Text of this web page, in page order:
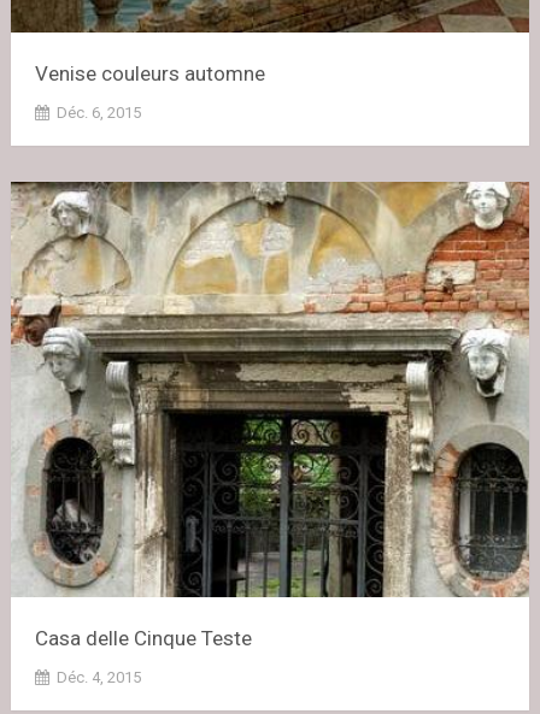
Venise couleurs automne
Déc. 6, 2015
Casa delle Cinque Teste
Déc. 4, 2015